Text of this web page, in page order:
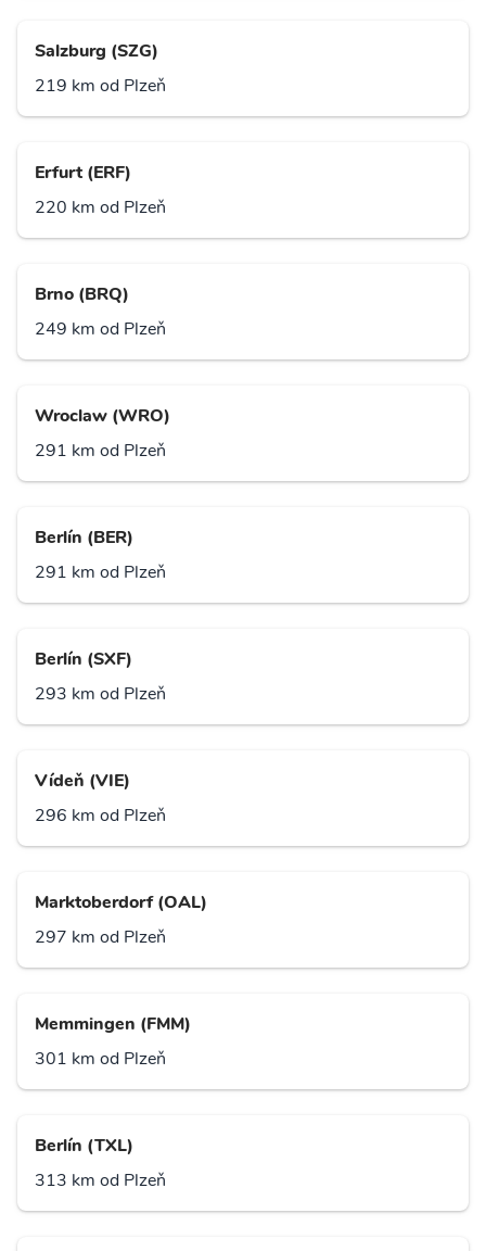
Salzburg (SZG)
219 km od Plzeň
Erfurt (ERF)
220 km od Plzeň
Brno (BRQ)
249 km od Plzeň
Wroclaw (WRO)
291 km od Plzeň
Berlín (BER)
291 km od Plzeň
Berlín (SXF)
293 km od Plzeň
Vídeň (VIE)
296 km od Plzeň
Marktoberdorf (OAL)
297 km od Plzeň
Memmingen (FMM)
301 km od Plzeň
Berlín (TXL)
313 km od Plzeň